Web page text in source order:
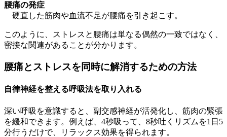
腰痛の発症
硬直した筋肉や血流不足が腰痛を引き起こす。
このように、ストレスと腰痛は単なる偶然の一致ではなく、
密接な関連があることが分かります。
腰痛とストレスを同時に解消するための方法
自律神経を整える呼吸法を取り入れる
深い呼吸を意識すると、副交感神経が活発化し、筋肉の緊張
を緩和できます。例えば、4秒吸って、8秒吐くリズムを1日5
分行うだけで、リラックス効果を得られます。